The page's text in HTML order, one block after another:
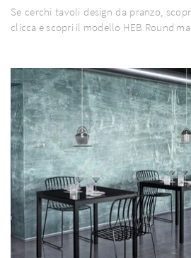
Se cerchi tavoli design da pranzo,
clicca e scopri il modello HEB Round